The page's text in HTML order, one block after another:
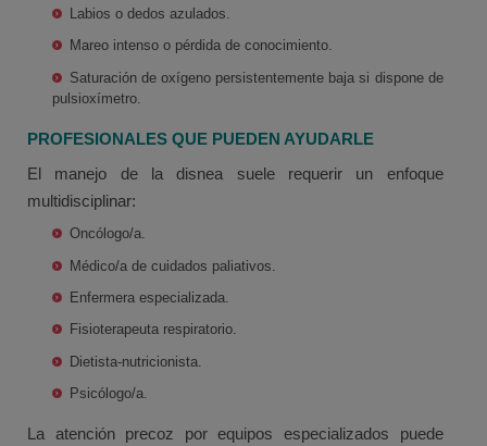
Labios o dedos azulados.
Mareo intenso o pérdida de conocimiento.
Saturación de oxígeno persistentemente baja si dispone de
pulsioxímetro.
PROFESIONALES QUE PUEDEN AYUDARLE
El manejo de la disnea suele requerir un enfoque
multidisciplinar:
Oncólogo/a.
Médico/a de cuidados paliativos.
Enfermera especializada.
Fisioterapeuta respiratorio.
Dietista-nutricionista.
Psicólogo/a.
La atención precoz por equipos especializados puede